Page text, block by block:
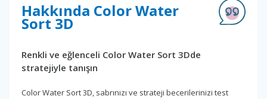
Hakkında Color Water
Sort 3D
Renkli ve eğlenceli Color Water Sort 3Dde
stratejiyle tanışın
Color Water Sort 3D, sabrınızı ve strateji becerilerinizi test